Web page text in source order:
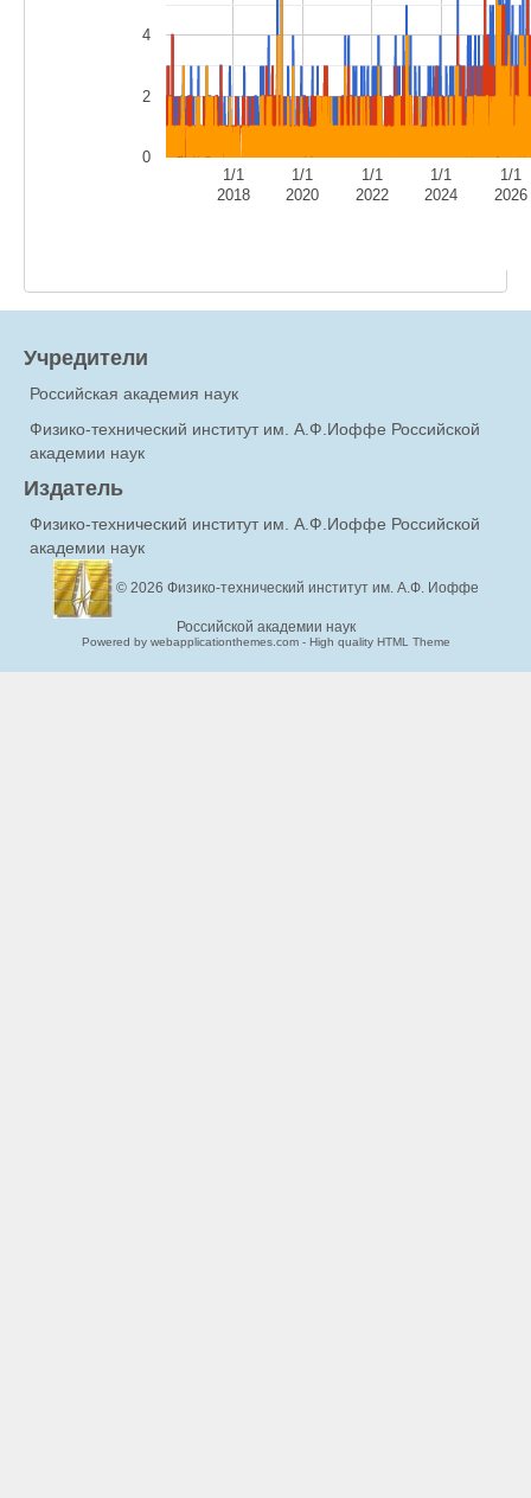
1/1
2018
1/1
2020
1/1
2022
1/1
2024
1/1
2026
0
2
4
Учредители
Российская академия наук
Физико-технический институт им. А.Ф.Иоффе Российской
академии наук
Издатель
Физико-технический институт им. А.Ф.Иоффе Российской
академии наук
© 2026 Физико-технический институт им. А.Ф. Иоффе
Российской академии наук
Powered by webapplicationthemes.com - High quality HTML Theme